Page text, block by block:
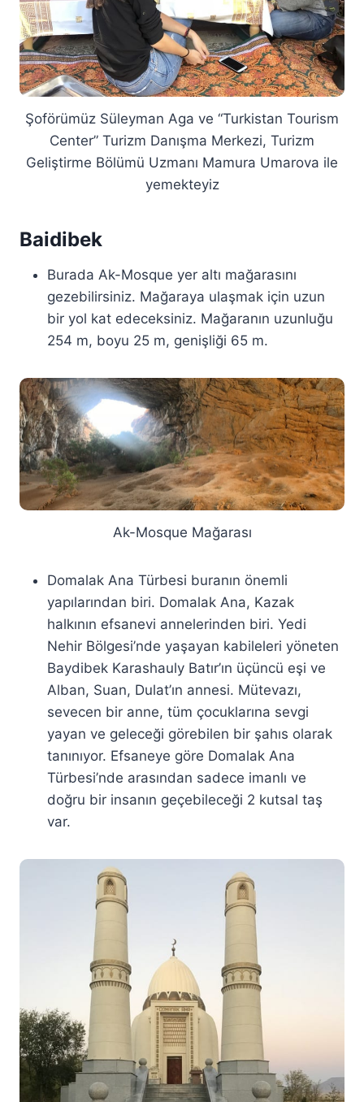
Şoförümüz Süleyman Aga ve “Turkistan Tourism
Center” Turizm Danışma Merkezi, Turizm
Geliştirme Bölümü Uzmanı Mamura Umarova ile
yemekteyiz
Baidibek
Burada Ak-Mosque yer altı mağarasını
gezebilirsiniz. Mağaraya ulaşmak için uzun
bir yol kat edeceksiniz. Mağaranın uzunluğu
254 m, boyu 25 m, genişliği 65 m.
Ak-Mosque Mağarası
Domalak Ana Türbesi buranın önemli
yapılarından biri. Domalak Ana, Kazak
halkının efsanevi annelerinden biri. Yedi
Nehir Bölgesi’nde yaşayan kabileleri yöneten
Baydibek Karashauly Batır’ın üçüncü eşi ve
Alban, Suan, Dulat’ın annesi. Mütevazı,
sevecen bir anne, tüm çocuklarına sevgi
yayan ve geleceği görebilen bir şahıs olarak
tanınıyor. Efsaneye göre Domalak Ana
Türbesi’nde arasından sadece imanlı ve
doğru bir insanın geçebileceği 2 kutsal taş
var.